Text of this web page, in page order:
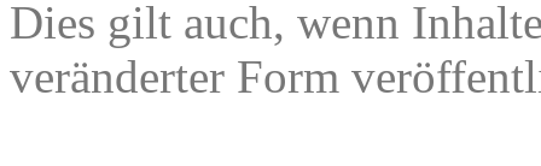
Dies gilt auch, wenn
veränderter Form